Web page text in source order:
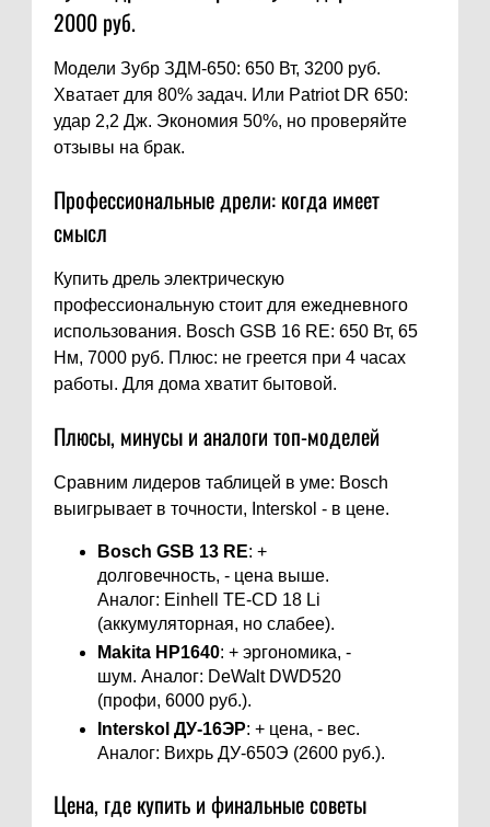
2000 руб.
Модели Зубр ЗДМ-650: 650 Вт, 3200 руб.
Хватает для 80% задач. Или Patriot DR 650:
удар 2,2 Дж. Экономия 50%, но проверяйте
отзывы на брак.
Профессиональные дрели: когда имеет
смысл
Купить дрель электрическую
профессиональную стоит для ежедневного
использования. Bosch GSB 16 RE: 650 Вт, 65
Нм, 7000 руб. Плюс: не греется при 4 часах
работы. Для дома хватит бытовой.
Плюсы, минусы и аналоги топ-моделей
Сравним лидеров таблицей в уме: Bosch
выигрывает в точности, Interskol - в цене.
Bosch GSB 13 RE: +
долговечность, - цена выше.
Аналог: Einhell TE-CD 18 Li
(аккумуляторная, но слабее).
Makita HP1640: + эргономика, -
шум. Аналог: DeWalt DWD520
(профи, 6000 руб.).
Interskol ДУ-16ЭР: + цена, - вес.
Аналог: Вихрь ДУ-650Э (2600 руб.).
Цена, где купить и финальные советы